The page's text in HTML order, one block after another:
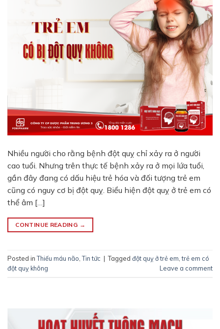
Nhiều người cho rằng bệnh đột quỵ chỉ xảy ra ở người
cao tuổi. Nhưng trên thực tế bệnh xảy ra ở mọi lứa tuổi,
gần đây đang có dấu hiệu trẻ hóa và đối tượng trẻ em
cũng có nguy cơ bị đột quỵ. Biểu hiện đột quỵ ở trẻ em có
thể âm […]
CONTINUE READING →
Posted inThiếu máu não,Tin tức | Tagged đột quỵ ở trẻ em,trẻ em có
đột quỵ không
Leave a comment